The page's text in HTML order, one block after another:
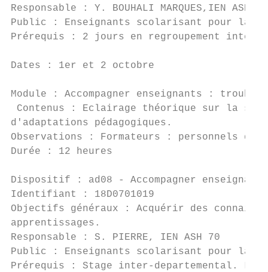
Responsable : Y. BOUHALI
Public : Enseignants scolarisant pour la
Prérequis : 2 jours en regroupement
Dates : 1er et 2 octobre
Module : Accompagner enseignants :
Contenus : Eclairage théorique sur la
d'adaptations pédagogiques.
Observations : Formateurs : personnels du
Durée : 12 heures
Dispositif : ad08 - Accompagner
Identifiant : 18D0701019
Objectifs généraux : Acquérir des
apprentissages.
Responsable : S. PIERRE, IEN ASH 70
Public : Enseignants scolarisant pour la
Prérequis : Stage inter-departemental.